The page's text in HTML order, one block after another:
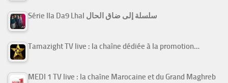
Série Ila Da9 Lhal سلسلة إلى ضاق الحال
Tamazight TV live : la chaîne dédiée à la promotion…
MEDI 1 TV live : la chaîne Marocaine et du Grand Maghreb